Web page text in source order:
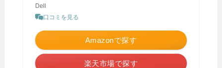
Dell
口コミを見る
Amazonで探す
楽天市場で探す